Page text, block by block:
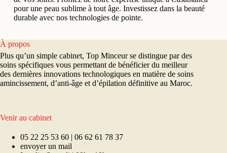
pour une peau sublime à tout âge. Investissez dans la beauté
durable avec nos technologies de pointe.
À propos
Plus qu’un simple cabinet, Top Minceur se distingue par des
soins spécifiques vous permettant de bénéficier du meilleur
des dernières innovations technologiques en matière de soins
amincissement, d’anti-âge et d’épilation définitive au Maroc.
Venir au cabinet
05 22 25 53 60 | 06 62 61 78 37
envoyer un mail